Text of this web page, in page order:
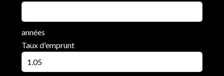
années
Taux d'emprunt